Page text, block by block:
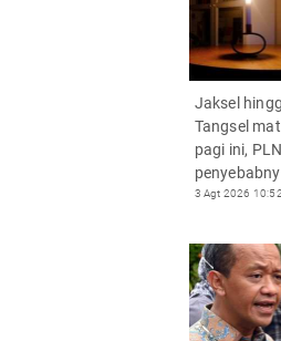
Jaksel
Tangsel
pagi ini,
3 Agt 2026 10:52